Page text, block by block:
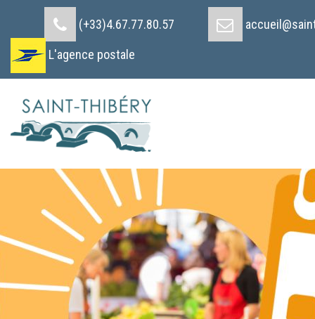
(+33)4.67.77.80.57
L'agence postale
Cookies management panel